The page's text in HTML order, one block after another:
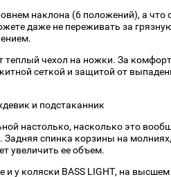
наклона (6 положений), а что
даже не переживать за
чехол на ножки. За
сеткой и защитой от
и подстаканник
настолько, насколько это
спинка корзины на
увеличить ее объем.
и у коляски BASS LIGHT, на